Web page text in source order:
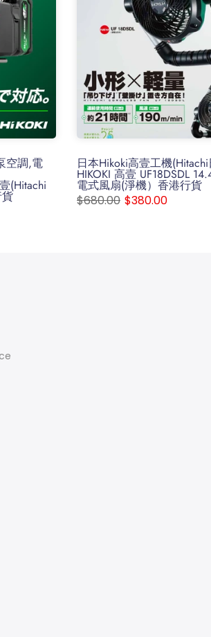
空調,電
(Hitachi
日本Hikoki高壹工機
HIKOKI 高壹 UF18DSDL
電式風扇(淨機）香港行貨
$680.00 $380.00